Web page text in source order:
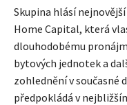
Skupina hlásí
Home Capital, která
dlouhodobému
bytových jednotek a
zohlednění v současné
předpokládá v